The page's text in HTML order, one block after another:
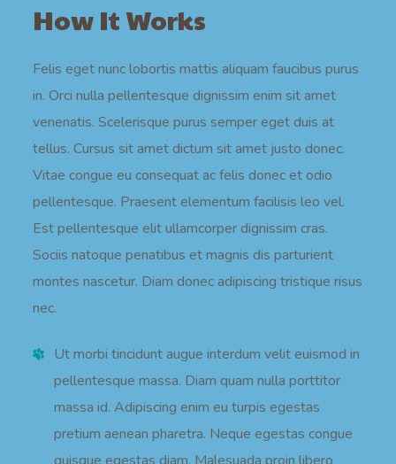
How It Works
Felis eget nunc lobortis mattis aliquam faucibus purus
in. Orci nulla pellentesque dignissim enim sit amet
venenatis. Scelerisque purus semper eget duis at
tellus. Cursus sit amet dictum sit amet justo donec.
Vitae congue eu consequat ac felis donec et odio
pellentesque. Praesent elementum facilisis leo vel.
Est pellentesque elit ullamcorper dignissim cras.
Sociis natoque penatibus et magnis dis parturient
montes nascetur. Diam donec adipiscing tristique risus
nec.
Ut morbi tincidunt augue interdum velit euismod in
pellentesque massa. Diam quam nulla porttitor
massa id. Adipiscing enim eu turpis egestas
pretium aenean pharetra. Neque egestas congue